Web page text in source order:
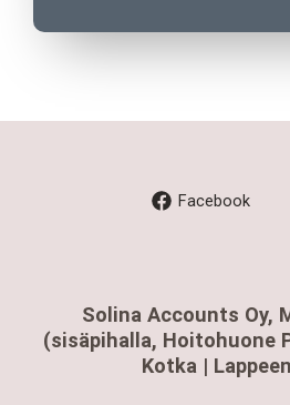
Facebook
Solina Accounts Oy,
(sisäpihalla, Hoitohuone
Kotka |